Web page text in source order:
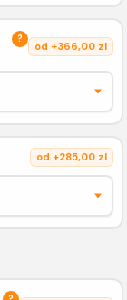
?
od +366,00 zl
od +285,00 zl